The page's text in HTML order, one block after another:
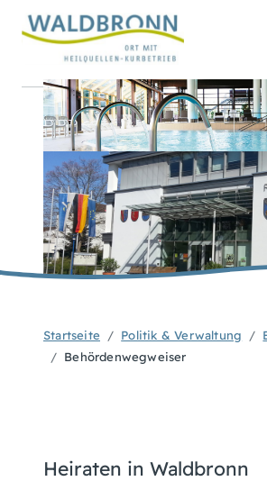
Startseite Politik & Verwaltung
Behördenwegweiser
Heiraten in Waldbronn